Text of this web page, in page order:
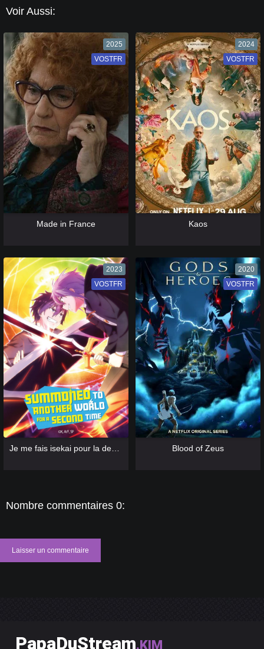
Voir Aussi:
2025
VF
VOSTFR
Made in France
2024
VF
VOSTFR
Kaos
2023
VF
VOSTFR
2020
VF
VOSTFR
Blood of Zeus
Nombre commentaires 0:
Laisser un commentaire
PapaDuStream.KIM